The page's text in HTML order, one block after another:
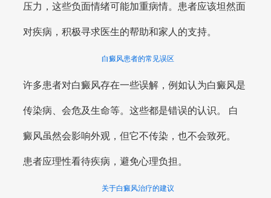
压力，这些负面情绪可能加重病情。患者应该坦然面
对疾病，积极寻求医生的帮助和家人的支持。
白癜风患者的常见误区
许多患者对白癜风存在一些误解，例如认为白癜风是
传染病、会危及生命等。这些都是错误的认识。 白
癜风虽然会影响外观，但它不传染，也不会致死。
患者应理性看待疾病，避免心理负担。
关于白癜风治疗的建议